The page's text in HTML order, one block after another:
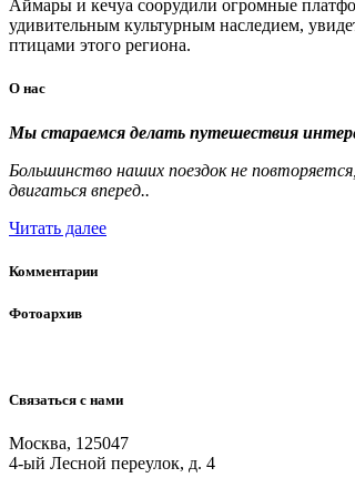
Аймары и кечуа соорудили огромные
удивительным культурным наследием,
птицами этого региона.
О нас
Мы стараемся делать путешествия
Большинство наших поездок не
двигаться вперед..
Читать далее
Комментарии
Фотоархив
Связаться с нами
Москва, 125047
4-ый Лесной переулок, д. 4